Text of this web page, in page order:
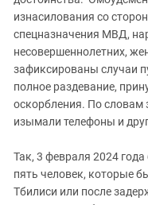
изнасилования со
спецназначения МВД,
несовершеннолетних,
зафиксированы случаи
полное раздевание,
оскорбления. По словам
изымали телефоны и
Так, 3 февраля 2024
пять человек, которые
Тбилиси или после